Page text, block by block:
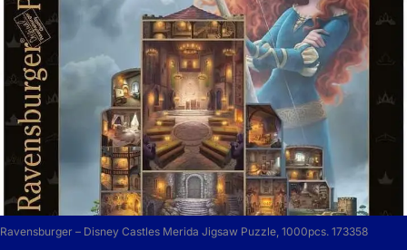
Ravensburger – Disney Castles Merida Jigsaw Puzzle, 1000pcs. 173358